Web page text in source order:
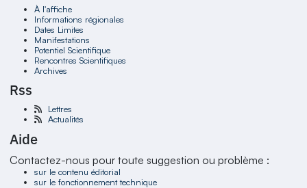
À l'affiche
Informations régionales
Dates Limites
Manifestations
Potentiel Scientifique
Rencontres Scientifiques
Archives
Rss
Lettres
Actualités
Aide
Contactez-nous pour toute suggestion ou problème :
sur le contenu éditorial
sur le fonctionnement technique